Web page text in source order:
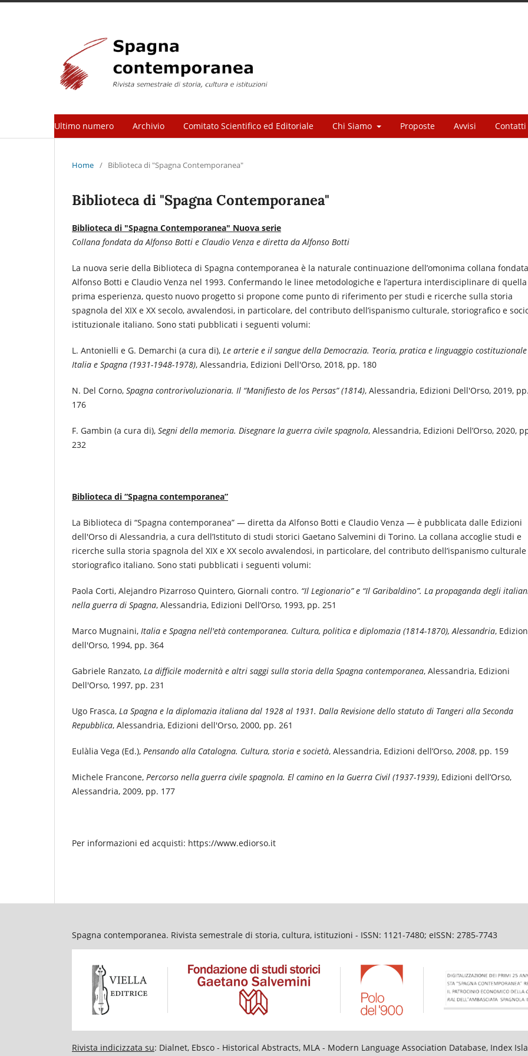
Ultimo numero Archivio Comitato Scientifico ed Editoriale Chi Siamo Proposte Avvisi Contatti
Home / Biblioteca di "Spagna Contemporanea"
Biblioteca di "Spagna Contemporanea"
Biblioteca di "Spagna Contemporanea" Nuova serie
Collana fondata da Alfonso Botti e Claudio Venza e diretta da Alfonso Botti
La nuova serie della Biblioteca di Spagna contemporanea è la naturale continuazione dell’omonima collana
Alfonso Botti e Claudio Venza nel 1993. Confermando le linee metodologiche e l’apertura interdisciplinare di quella
prima esperienza, questo nuovo progetto si propone come punto di riferimento per studi e ricerche sulla storia
spagnola del XIX e XX secolo, avvalendosi, in particolare, del contributo dell’ispanismo culturale, storiografico e
istituzionale italiano. Sono stati pubblicati i seguenti volumi:
L. Antonielli e G. Demarchi (a cura di), Le arterie e il sangue della Democrazia. Teoria, pratica e linguaggio
Italia e Spagna (1931-1948-1978), Alessandria, Edizioni Dell'Orso, 2018, pp. 180
N. Del Corno, Spagna controrivoluzionaria. Il “Manifiesto de los Persas” (1814), Alessandria, Edizioni Dell'Orso, 2019, pp.
176
F. Gambin (a cura di), Segni della memoria. Disegnare la guerra civile spagnola, Alessandria, Edizioni Dell’Orso, 2020,
232
Biblioteca di “Spagna contemporanea”
La Biblioteca di “Spagna contemporanea” — diretta da Alfonso Botti e Claudio Venza — è pubblicata dalle Edizioni
dell'Orso di Alessandria, a cura dell’Istituto di studi storici Gaetano Salvemini di Torino. La collana accoglie studi e
ricerche sulla storia spagnola del XIX e XX secolo avvalendosi, in particolare, del contributo dell’ispanismo culturale
storiografico italiano. Sono stati pubblicati i seguenti volumi:
Paola Corti, Alejandro Pizarroso Quintero, Giornali contro. “Il Legionario” e “Il Garibaldino”. La propaganda degli
nella guerra di Spagna, Alessandria, Edizioni Dell’Orso, 1993, pp. 251
Marco Mugnaini, Italia e Spagna nell'età contemporanea. Cultura, politica e diplomazia (1814-1870), Alessandria,
dell'Orso, 1994, pp. 364
Gabriele Ranzato, La difficile modernità e altri saggi sulla storia della Spagna contemporanea, Alessandria, Edizioni
Dell'Orso, 1997, pp. 231
Ugo Frasca, La Spagna e la diplomazia italiana dal 1928 al 1931. Dalla Revisione dello statuto di Tangeri alla Seconda
Repubblica, Alessandria, Edizioni dell'Orso, 2000, pp. 261
Eulàlia Vega (Ed.), Pensando alla Catalogna. Cultura, storia e società, Alessandria, Edizioni dell’Orso, 2008, pp. 159
Michele Francone, Percorso nella guerra civile spagnola. El camino en la Guerra Civil (1937-1939), Edizioni dell’Orso,
Alessandria, 2009, pp. 177
Per informazioni ed acquisti: https://www.ediorso.it
Spagna contemporanea. Rivista semestrale di storia, cultura, istituzioni - ISSN: 1121-7480; eISSN: 2785-7743
Rivista indicizzata su: Dialnet, Ebsco - Historical Abstracts, MLA - Modern Language Association Database, Index